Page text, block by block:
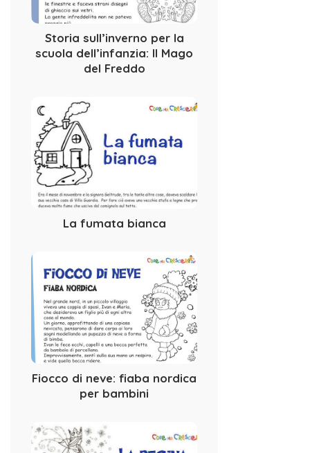
Storia sull’inverno per la
scuola dell’infanzia: Il Mago
del Freddo
La fumata bianca
Fiocco di neve: fiaba nordica
per bambini